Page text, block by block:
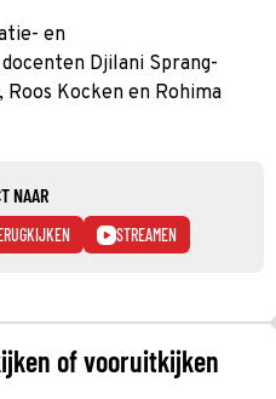
en
Djilani Sprang-
Kocken en Rohima
NAAR
STREAMEN
of vooruitkijken